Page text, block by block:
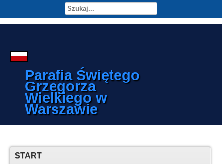
Parafia Świętego
Grzegorza
Wielkiego w
Warszawie
START